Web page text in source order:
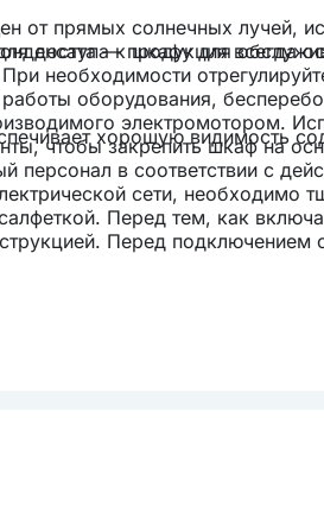
— продукция всегда
хорошую видимость
от прямых солнечных лучей,
доступа к шкафу для
необходимости
оборудования,
электромотором.
чтобы закрепить шкаф на
персонал в соответствии с
сети, необходимо
Перед тем, как
Перед подключением